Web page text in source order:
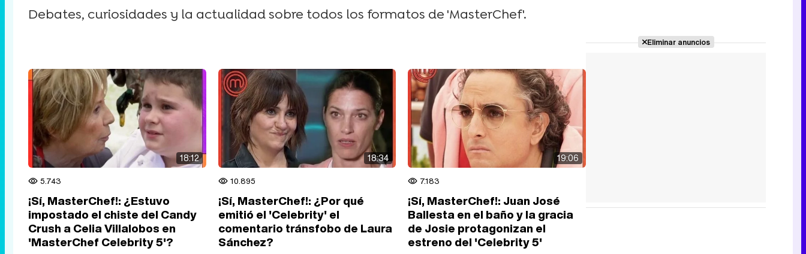
Debates, curiosidades y la actualidad sobre todos los formatos de 'MasterChef'.
18:12
5.743
¡Sí, MasterChef!: ¿Estuvo
impostado el chiste del Candy
Crush a Celia Villalobos en
'MasterChef Celebrity 5'?
18:34
10.895
¡Sí, MasterChef!: ¿Por qué
emitió el 'Celebrity' el
comentario tránsfobo de Laura
Sánchez?
19:06
7.183
¡Sí, MasterChef!: Juan José
Ballesta en el baño y la gracia
de Josie protagonizan el
estreno del 'Celebrity 5'
Eliminar anuncios